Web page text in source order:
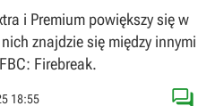
i Premium powiększy się w
znajdzie się między innymi
Firebreak.
18:55 